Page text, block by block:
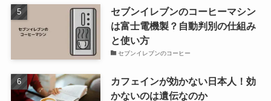
セブンイレブンのコーヒーマシン
は富士電機製？自動判別の仕組み
と使い方
セブンイレブンのコーヒー
カフェインが効かない日本人！効
かないのは遺伝なのか